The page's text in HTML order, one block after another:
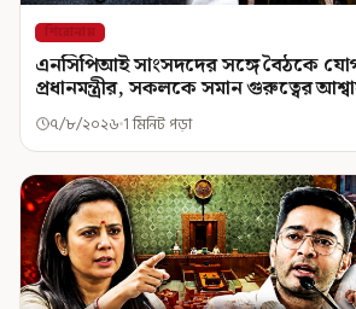
শিরোনাম
এনসিপিআই সাংসদদের সঙ্গে বৈঠকে
প্রধানমন্ত্রীর, সকলকে সমান গুরুত্বের
৭/৮/২০২৬ 1 মিনিট পড়া